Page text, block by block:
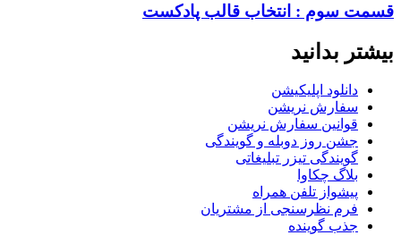
قسمت سوم : انتخاب قالب پادکست
بیشتر بدانید
دانلود اپلیکیشن
سفارش نریشن
قوانین سفارش نریشن
جشن روز دوبله و گویندگی
گویندگی تیزر تبلیغاتی
بلاگ چکاوا
پیشواز تلفن همراه
فرم نظرسنجی از مشتریان
جذب گوینده